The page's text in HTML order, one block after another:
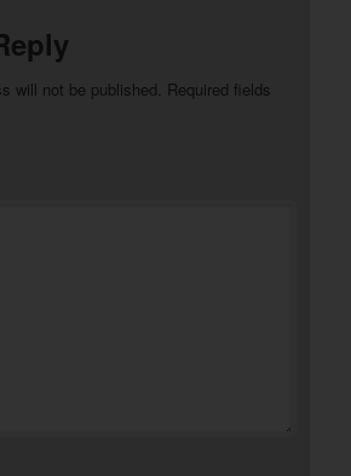
will not be published. Required fields